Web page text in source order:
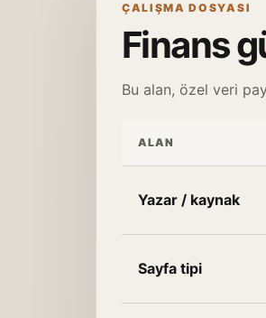
ÇALIŞMA DOSYASI
Finans
Bu alan, özel veri
ALAN
Yazar / kaynak
Sayfa tipi